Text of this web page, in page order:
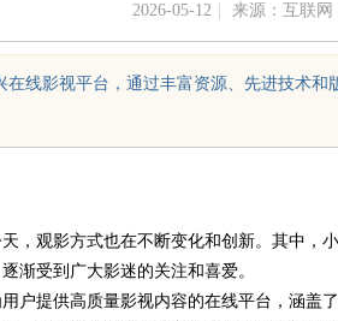
2026-05-12 来源：互联网
在线影视平台，通过丰富资源、先进技术
，观影方式也在不断变化和创新。其中，
渐受到广大影迷的关注和喜爱。
户提供高质量影视内容的在线平台，涵盖
影院的魅力与发展前景